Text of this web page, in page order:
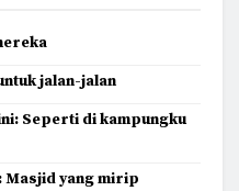
jalan-jalan
Seperti di kampungku
Masjid yang mirip